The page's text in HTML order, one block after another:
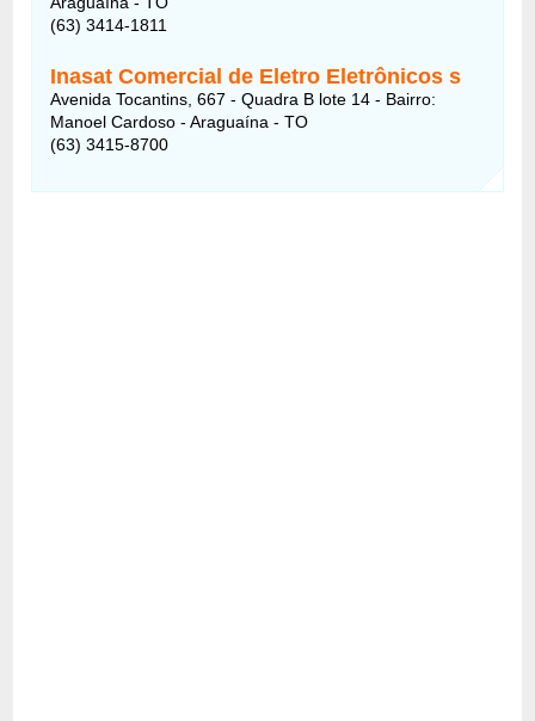
(63) 3414-1811
Inasat Comercial de Eletro Eletrônicos s
Avenida Tocantins, 667 - Quadra B lote 14 - Bairro:
Manoel Cardoso - Araguaína - TO
(63) 3415-8700